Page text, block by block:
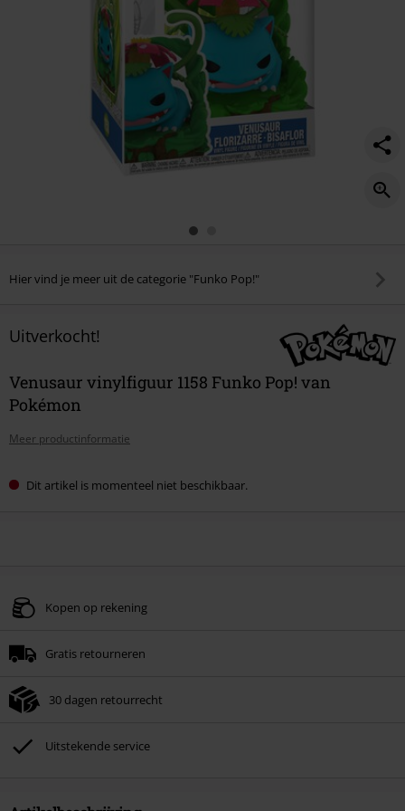
Hier vind je meer uit de categorie "Funko Pop!"
Uitverkocht!
Venusaur vinylfiguur 1158 Funko Pop! van
Pokémon
Meer productinformatie
Dit artikel is momenteel niet beschikbaar.
Kopen op rekening
Gratis retourneren
30 dagen retourrecht
Uitstekende service